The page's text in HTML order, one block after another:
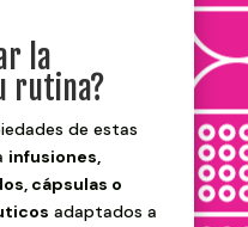
la
rutina?
de estas
infusiones,
cápsulas o
adaptados a